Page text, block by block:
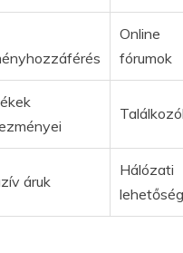
Online
fórumok
áruk
Hálózati